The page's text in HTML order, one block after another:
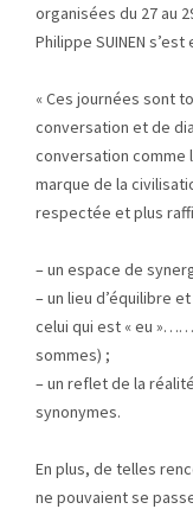
organisées du 27 au
Philippe SUINEN
« Ces journées sont
conversation et de
conversation comme
marque de la
respectée et plus
– un espace de
– un lieu d’équilibre
celui qui est « eu
sommes) ;
– un reflet de la
synonymes.
En plus, de telles
ne pouvaient se